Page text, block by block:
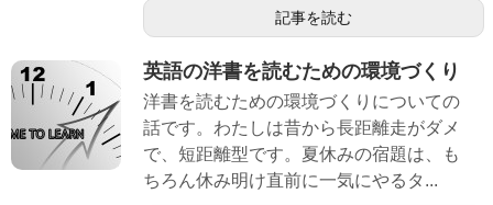
記事を読む
英語の洋書を読むための環境づくり
洋書を読むための環境づくりについての
話です。わたしは昔から長距離走がダメ
で、短距離型です。夏休みの宿題は、も
ちろん休み明け直前に一気にやるタ...